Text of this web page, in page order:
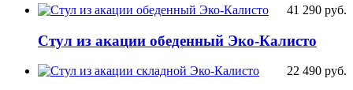
41 290 руб.
Стул из акации обеденный Эко-Калисто
22 490 руб.